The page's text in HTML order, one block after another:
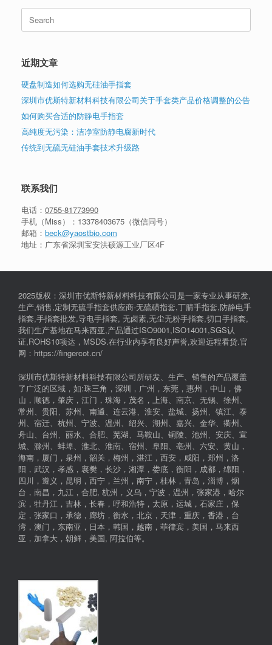
for:
近期文章
硬盘制造如何选购无硅油手指套
深圳市优斯特新材料科技有限公司关于手套类产品价格调整的公告
如何购买合适的防静电手指套
高纯度无污染：洁净室防静电腐新时代
传统到无硫无硅油手套技术升级路
联系我们
电话： 0755-81773990
手机（Miss）： 13378403675 （微信同号）
邮箱： beck@yaostbio.com
地址：广东省深圳宝安洪硕源工业厂区4F
2025版权：深圳市优斯特新材料科技有限公司是一家专业从事研发,
生产,销售,定制无硫手指套供应商-无硫磺指套,丁腈手指套,防静电手
指套,手指套批发,导电手指套, 无卤素,无尘无粉手指套,切口手指套,
我们生产基地在马来西亚,产品通过ISO9001,ISO14001,SGS认
证,ROHS10项达，MSDS.在行业内享有良好声誉,欢迎远程看货.官
网：https://fingercot.cn/
深圳市优斯特新材料科技有限公司所研发、生产、销售的产品覆盖
了广泛的区域，如:珠三角，深圳，广州，东莞，惠州，中山，佛
山，顺德，肇庆，江门，珠海，茂名，上海、南京、无锡、徐州、
常州、贵阳、苏州、南通、连云港、淮安、盐城、扬州、镇江、泰
州、宿迁、杭州、宁波、温州、绍兴、湖州、嘉兴、金华、衢州、
舟山、台州、丽水、合肥、芜湖、马鞍山、铜陵、池州、安庆、宣
城、滁州、蚌埠、淮北、淮南、宿州、阜阳、亳州、六安、黄山，
海南，厦门，泉州，韶关，梅州，湛江，西安，咸阳，郑州，洛
阳，武汉，孝感，襄樊，长沙，湘潭，娄底，衡阳，成都，绵阳，
四川，遵义，昆明，西宁，兰州，南宁，桂林，青岛，淄博，烟
台，南昌，九江，合肥, 杭州，义乌，宁波，温州，张家港，哈尔
滨，牡丹江，吉林，长春，呼和浩特，太原，运城，石家庄，保
定，张家口，承德，廊坊，衡水，北京，天津，重庆，香港，台
湾，澳门，东南亚，日本，韩国，越南，菲律宾，美国，马来西
亚，加拿大，朝鲜，美国, 阿拉伯等。